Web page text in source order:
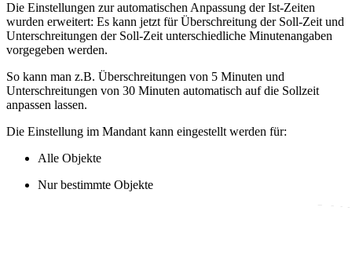
Die Einstellungen zur automatischen Anpassung der Ist-Zeiten
wurden erweitert: Es kann jetzt für Überschreitung der Soll-Zeit und
Unterschreitungen der Soll-Zeit unterschiedliche Minutenangaben
vorgegeben werden.
So kann man z.B. Überschreitungen von 5 Minuten und
Unterschreitungen von 30 Minuten automatisch auf die Sollzeit
anpassen lassen.
Die Einstellung im Mandant kann eingestellt werden für:
Alle Objekte
Nur bestimmte Objekte